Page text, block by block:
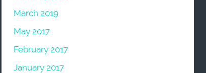
March 2019
May 2017
February 2017
January 2017